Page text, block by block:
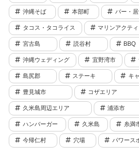
沖縄そば 本部町 バー・
タコス・タコライス マリンアクテ
宮古島 読谷村 BBQ
沖縄ウェディング 宜野湾市
島尻郡 ステーキ キ
豊見城市 コザエリア
久米島周辺エリア 浦添市
ハンバーガー 久米島 糸満
今帰仁村 穴場 パワース